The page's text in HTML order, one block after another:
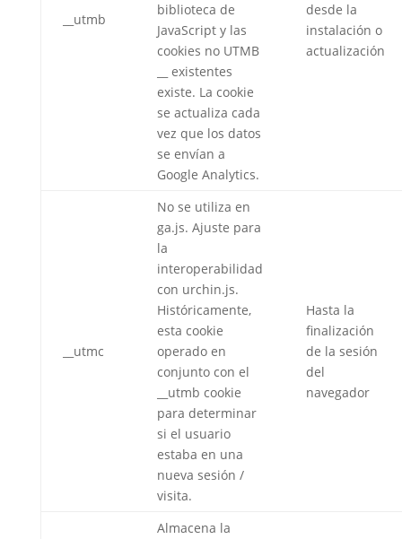
__utmb
biblioteca de
JavaScript y las
cookies no UTMB
__ existentes
existe. La cookie
se actualiza cada
vez que los datos
se envían a
Google Analytics.
desde la
instalación o
actualización
__utmc
No se utiliza en
ga.js. Ajuste para
la
interoperabilidad
con urchin.js.
Históricamente,
esta cookie
operado en
conjunto con el
__utmb cookie
para determinar
si el usuario
estaba en una
nueva sesión /
visita.
Hasta la
finalización
de la sesión
del
navegador
Almacena la